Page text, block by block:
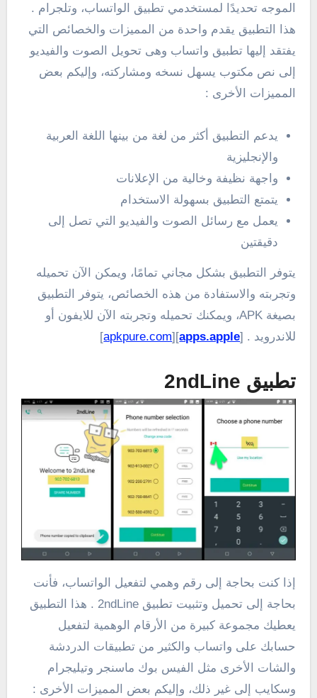
الموجه تحديدًا لمستخدمي تطبيق الواتساب، وتلجرام .
هذا التطبيق يقدم واحدة من المميزات والخصائص التي
يفتقد إليها تطبيق واتساب وهى تحويل الصوت والفيديو
إلى نص مكتوب يسهل نسخه ومشاركته، وإليكم بعض
المميزات الأخرى :
يدعم التطبيق أكثر من لغة من بينها اللغة العربية
والإنجليزية
واجهة نظيفة وخالية من الإعلانات
يتمتع التطبيق بسهولة الاستخدام
يعمل مع رسائل الصوت والفيديو التي تصل إلى
دقيقتين
يتوفر التطبيق بشكل مجاني تمامًا، ويمكن الآن تحميله
وتجربته والاستفادة من هذه الخصائص، يتوفر التطبيق
بصيغة APK، ويمكنك تحميله وتجربته الآن للايفون أو
للاندرويد . [apps.apple
][
apkpure.com
]
تطبيق 2ndLine
إذا كنت بحاجة إلى رقم وهمي لتفعيل الواتساب، فأنت
بحاجة إلى تحميل وتثبيت تطبيق 2ndLine . هذا التطبيق
يعطيك مجموعة كبيرة من الأرقام الوهمية لتفعيل
حسابك على واتساب والكثير من تطبيقات الدردشة
والشات الأخرى مثل الفيس بوك ماسنجر وتيليجرام
وسكايب إلى غير ذلك، وإليكم بعض المميزات الأخرى :